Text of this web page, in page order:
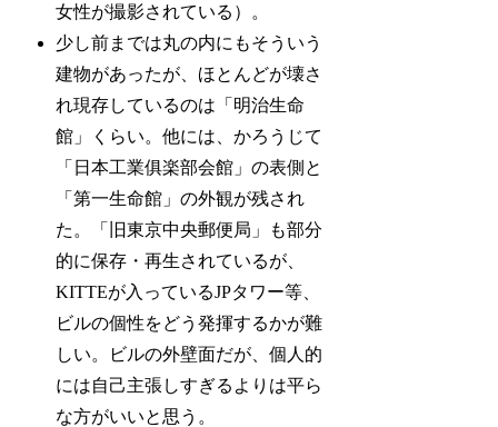
女性が撮影されている）。
少し前までは丸の内にもそういう
建物があったが、ほとんどが壊さ
れ現存しているのは「明治生命
館」くらい。他には、かろうじて
「日本工業俱楽部会館」の表側と
「第一生命館」の外観が残され
た。「旧東京中央郵便局」も部分
的に保存・再生されているが、
KITTEが入っているJPタワー等、
ビルの個性をどう発揮するかが難
しい。ビルの外壁面だが、個人的
には自己主張しすぎるよりは平ら
な方がいいと思う。